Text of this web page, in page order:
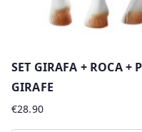
SET GIRAFA + ROCA +
GIRAFE
€28.90